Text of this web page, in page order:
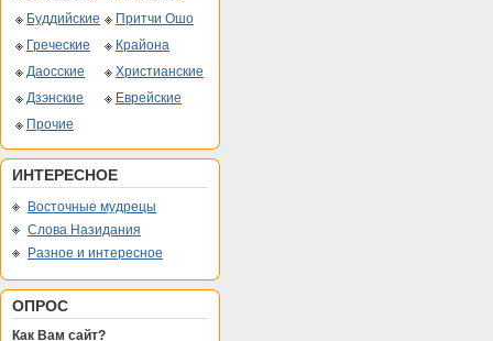
Буддийские
Притчи Ошо
Греческие
Крайона
Даосские
Христианские
Дзэнские
Еврейские
Прочие
ИНТЕРЕСНОЕ
Восточные мудрецы
Слова Назидания
Разное и интересное
ОПРОС
Как Вам сайт?